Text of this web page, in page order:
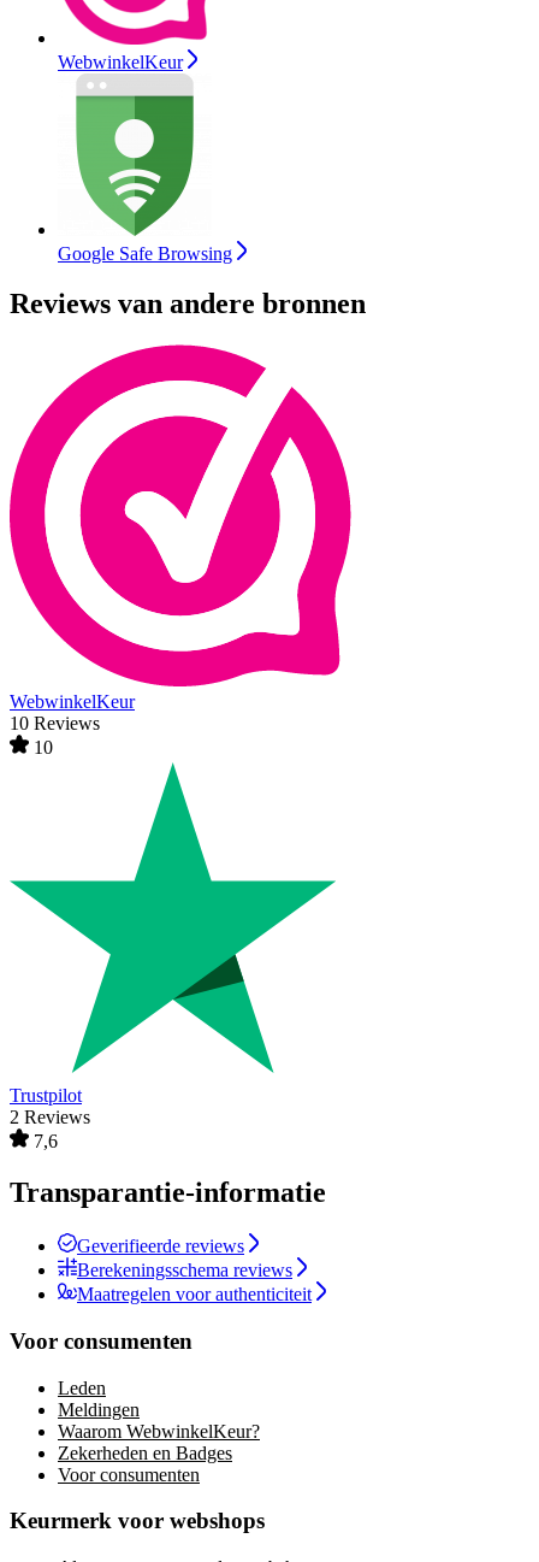
WebwinkelKeur
Google Safe Browsing
Reviews van andere bronnen
WebwinkelKeur
10 Reviews
10
Trustpilot
2 Reviews
7,6
Transparantie-informatie
Geverifieerde reviews
Berekeningsschema reviews
Maatregelen voor authenticiteit
Voor consumenten
Leden
Meldingen
Waarom WebwinkelKeur?
Zekerheden en Badges
Voor consumenten
Keurmerk voor webshops